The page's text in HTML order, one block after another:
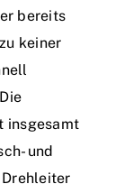
bereits
keiner
insgesamt
und